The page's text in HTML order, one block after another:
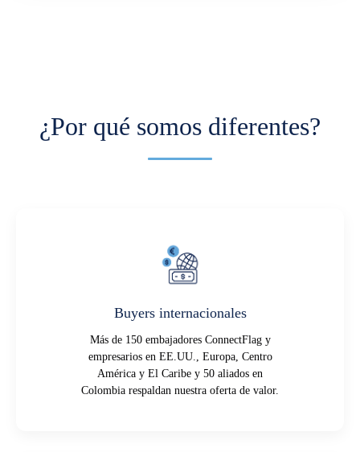
¿Por qué somos diferentes?
Buyers internacionales
Más de 150 embajadores ConnectFlag y
empresarios en EE.UU., Europa, Centro
América y El Caribe y 50 aliados en
Colombia respaldan nuestra oferta de valor.